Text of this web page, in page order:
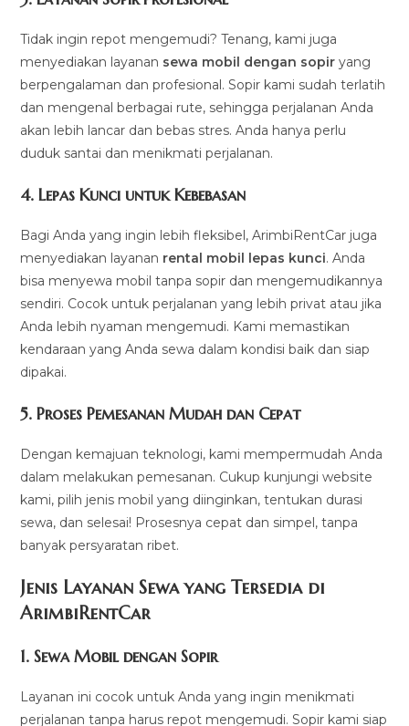
Tidak ingin repot mengemudi? Tenang, kami juga
menyediakan layanan sewa mobil dengan sopir yang
berpengalaman dan profesional. Sopir kami sudah terlatih
dan mengenal berbagai rute, sehingga perjalanan Anda
akan lebih lancar dan bebas stres. Anda hanya perlu
duduk santai dan menikmati perjalanan.
4.Lepas Kunci untuk Kebebasan
Bagi Anda yang ingin lebih fleksibel, ArimbiRentCar juga
menyediakan layanan rental mobil lepas kunci. Anda
bisa menyewa mobil tanpa sopir dan mengemudikannya
sendiri. Cocok untuk perjalanan yang lebih privat atau jika
Anda lebih nyaman mengemudi. Kami memastikan
kendaraan yang Anda sewa dalam kondisi baik dan siap
dipakai.
5.Proses Pemesanan Mudah dan Cepat
Dengan kemajuan teknologi, kami mempermudah Anda
dalam melakukan pemesanan. Cukup kunjungi website
kami, pilih jenis mobil yang diinginkan, tentukan durasi
sewa, dan selesai! Prosesnya cepat dan simpel, tanpa
banyak persyaratan ribet.
Jenis Layanan Sewa yang Tersedia di
ArimbiRentCar
1.Sewa Mobil dengan Sopir
Layanan ini cocok untuk Anda yang ingin menikmati
perjalanan tanpa harus repot mengemudi. Sopir kami siap